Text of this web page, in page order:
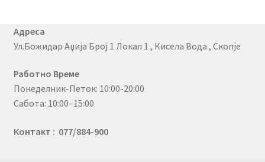
Адреса
Ул.Божидар Аџија Број 1 Локал 1 , Кисела Вода , Скопје
Работно Време
Понеделник-Петок: 10:00-20:00
Сабота: 10:00–15:00
Контакт : 077/884-900